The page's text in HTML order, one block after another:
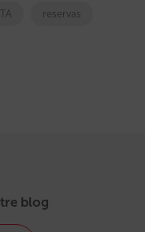
reservas
blog